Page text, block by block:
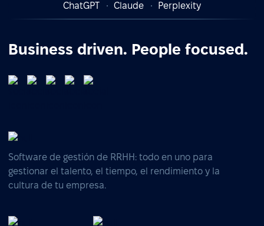
ChatGPT
Claude Perplexity
Business driven. People focused.
Software de gestión de RRHH: todo en uno para
gestionar el talento, el tiempo, el rendimiento y la
cultura de tu empresa.